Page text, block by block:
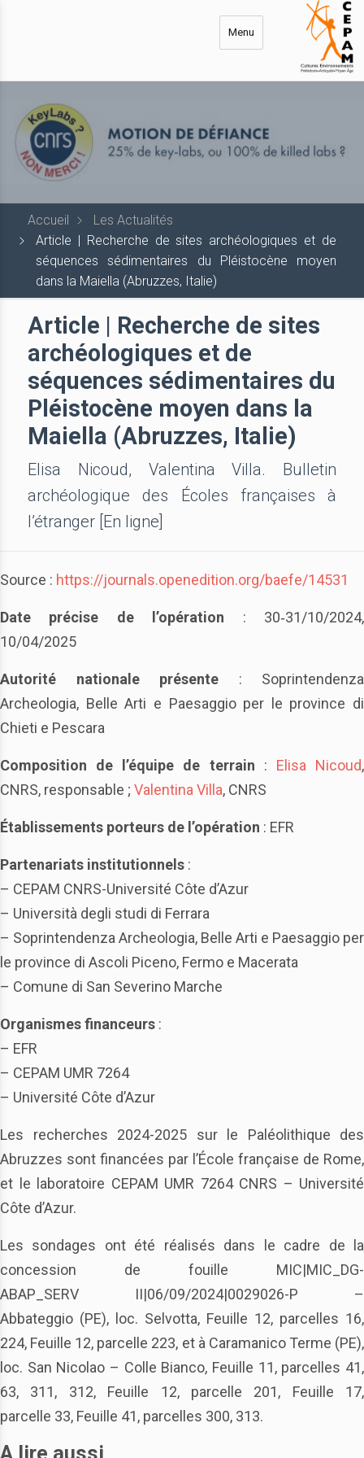
Menu
Accueil
Les Actualités
Article | Recherche de sites archéologiques et de
séquences sédimentaires du Pléistocène moyen
dans la Maiella (Abruzzes, Italie)
Article | Recherche de sites
archéologiques et de
séquences sédimentaires du
Pléistocène moyen dans la
Maiella (Abruzzes, Italie)
Elisa Nicoud, Valentina Villa. Bulletin
archéologique des Écoles françaises à
l’étranger [En ligne]
Source : https://journals.openedition.org/baefe/14531
Date précise de l’opération : 30‑31/10/2024,
10/04/2025
Autorité nationale présente : Soprintendenza
Archeologia, Belle Arti e Paesaggio per le province di
Chieti e Pescara
Composition de l’équipe de terrain : Elisa Nicoud,
CNRS, responsable ; Valentina Villa, CNRS
Établissements porteurs de l’opération : EFR
Partenariats institutionnels :
– CEPAM CNRS-Université Côte d’Azur
– Università degli studi di Ferrara
– Soprintendenza Archeologia, Belle Arti e Paesaggio per
le province di Ascoli Piceno, Fermo e Macerata
– Comune di San Severino Marche
Organismes financeurs :
– EFR
– CEPAM UMR 7264
– Université Côte d’Azur
Les recherches 2024-2025 sur le Paléolithique des
Abruzzes sont financées par l’École française de Rome,
et le laboratoire CEPAM UMR 7264 CNRS – Université
Côte d’Azur.
Les sondages ont été réalisés dans le cadre de la
concession de fouille MIC|MIC_DG-
ABAP_SERV II|06/09/2024|0029026-P –
Abbateggio (PE), loc. Selvotta, Feuille 12, parcelles 16,
224, Feuille 12, parcelle 223, et à Caramanico Terme (PE),
loc. San Nicolao – Colle Bianco, Feuille 11, parcelles 41,
63, 311, 312, Feuille 12, parcelle 201, Feuille 17,
parcelle 33, Feuille 41, parcelles 300, 313.